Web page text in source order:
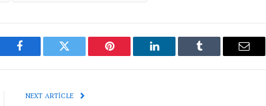
Facebook Twitter Pinterest LinkedIn Tumblr Email
NEXT ARTICLE